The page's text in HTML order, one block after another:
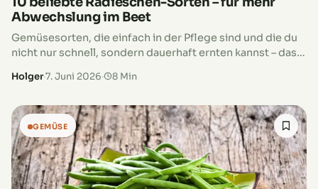
Abwechslung im Beet
Gemüsesorten, die einfach in der Pflege sind und die du
nicht nur schnell, sondern dauerhaft ernten kannst – das
Radieschen an.…
Holger·7. Juni 2026· 8 Min
GEMÜSE